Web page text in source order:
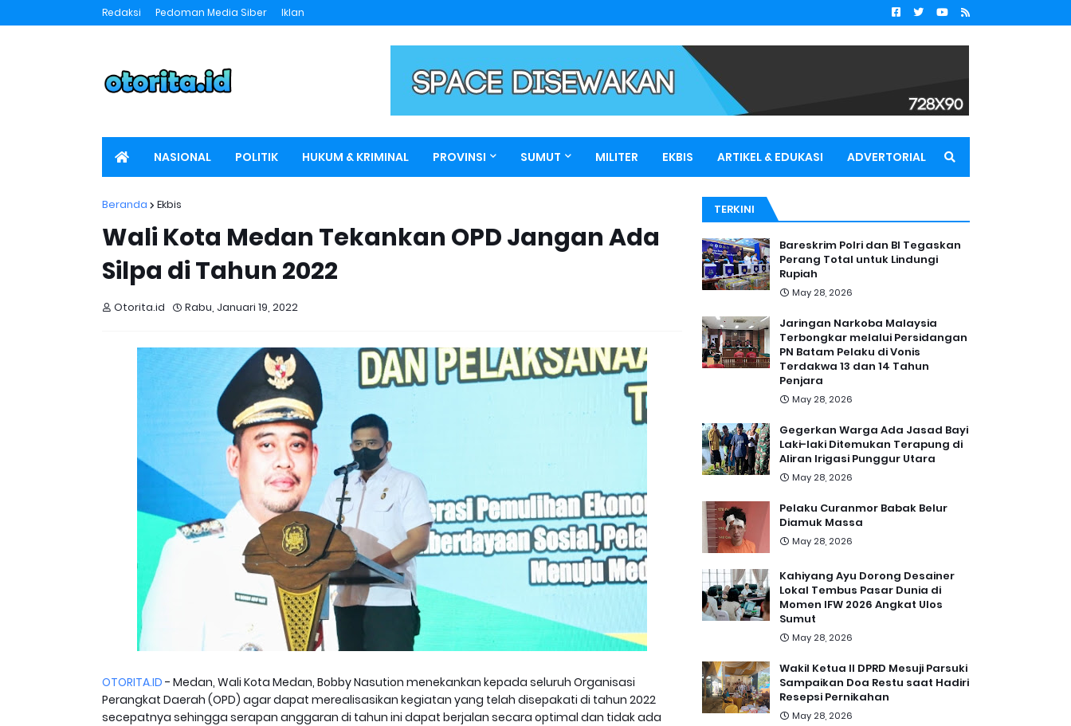
Redaksi Pedoman Media Siber Iklan
NASIONAL POLITIK HUKUM & KRIMINAL PROVINSI SUMUT MILITER EKBIS ARTIKEL & EDUKASI ADVERTORIAL
SPORT
Beranda Ekbis
Wali Kota Medan Tekankan OPD Jangan Ada
Silpa di Tahun 2022
Otorita.id Rabu, Januari 19, 2022
OTORITA.ID - Medan, Wali Kota Medan, Bobby Nasution menekankan kepada seluruh Organisasi
Perangkat Daerah (OPD) agar dapat merealisasikan kegiatan yang telah disepakati di tahun 2022
secepatnya sehingga serapan anggaran di tahun ini dapat berjalan secara optimal dan tidak ada
TERKINI
Bareskrim Polri dan BI Tegaskan
Perang Total untuk Lindungi
Rupiah
May 28, 2026
Jaringan Narkoba Malaysia
Terbongkar melalui Persidangan
PN Batam Pelaku di Vonis
Terdakwa 13 dan 14 Tahun
Penjara
May 28, 2026
Gegerkan Warga Ada Jasad Bayi
Laki-laki Ditemukan Terapung di
Aliran Irigasi Punggur Utara
May 28, 2026
Pelaku Curanmor Babak Belur
Diamuk Massa
May 28, 2026
Kahiyang Ayu Dorong Desainer
Lokal Tembus Pasar Dunia di
Momen IFW 2026 Angkat Ulos
Sumut
May 28, 2026
Wakil Ketua II DPRD Mesuji Parsuki
Sampaikan Doa Restu saat Hadiri
Resepsi Pernikahan
May 28, 2026